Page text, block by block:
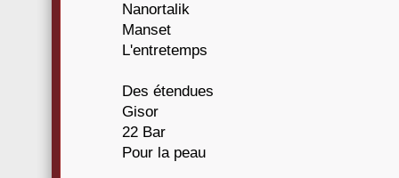
Nanortalik
Manset
L'entretemps
Des étendues
Gisor
22 Bar
Pour la peau